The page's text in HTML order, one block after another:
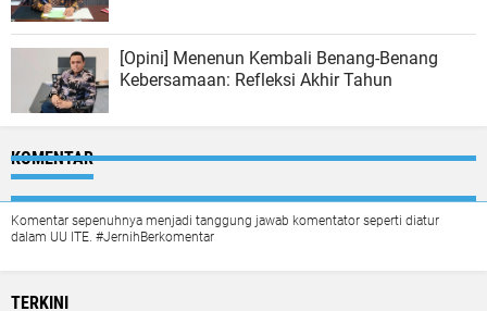
[Opini] Menenun Kembali Benang-Benang
Kebersamaan: Refleksi Akhir Tahun
KOMENTAR
Komentar sepenuhnya menjadi tanggung jawab komentator seperti diatur
dalam UU ITE. #JernihBerkomentar
TERKINI